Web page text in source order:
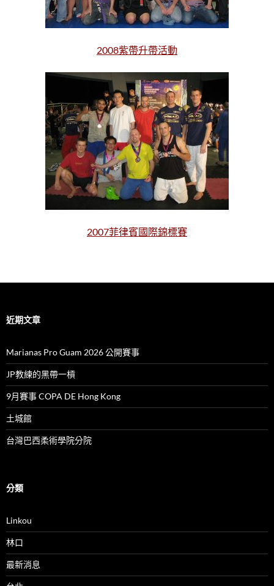
2008紫帶升帶活動
2007菲律賓國際錦標賽
近期文章
Marianas Pro Guam 2026 公開賽事
JP教練的黑帶一槓
9月賽事 COPA DE Hong Kong
土城館
台灣巴西柔術學院分院
分類
Linkou
林口
最新消息